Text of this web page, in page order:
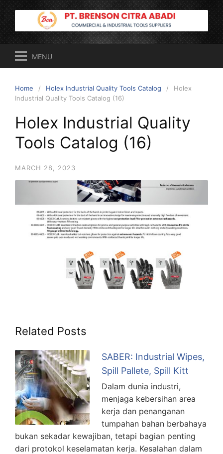
Skip
content
MENU
Home Holex Industrial Quality Tools Catalog
Holex
Industrial Quality Tools Catalog (16)
Holex Industrial Quality
Tools Catalog (16)
MARCH 28, 2023
Related Posts
SABER: Industrial Wipes,
Spill Pallete, Spill Kitt
Dalam dunia industri,
menjaga kebersihan area
kerja dan penanganan
tumpahan bahan berbahaya
bukan sekadar kewajiban, tetapi bagian penting
dari protokol keselamatan kerja. Kesalahan dalam